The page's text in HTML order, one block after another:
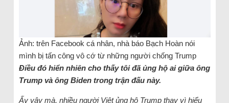
Ảnh: trên Facebook cá nhân, nhà báo Bạch Hoàn nói
mình bị tấn công vô cớ từ những người chống Trump
Điều đó hiển nhiên cho thấy tôi đã ủng hộ ai giữa ông
Trump và ông Biden trong trận đấu này.
Ấy vậy mà, nhiều người Việt ủng hộ Trump thay vì hiểu